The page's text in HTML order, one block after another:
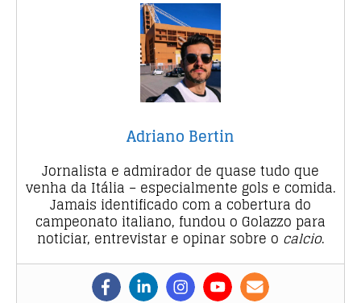
Adriano Bertin
Jornalista e admirador de quase tudo que
venha da Itália – especialmente gols e comida.
Jamais identificado com a cobertura do
campeonato italiano, fundou o Golazzo para
noticiar, entrevistar e opinar sobre o calcio.